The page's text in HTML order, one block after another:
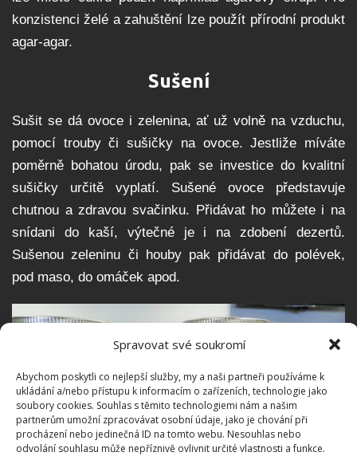
Spravovat své soukromí
Abychom poskytli co nejlepší služby, my a naši partneři používáme k
ukládání a/nebo přístupu k informacím o zařízeních, technologie jako
soubory cookies. Souhlas s těmito technologiemi nám a našim
partnerům umožní zpracovávat osobní údaje, jako je chování při
procházení nebo jedinečná ID na tomto webu. Nesouhlas nebo
odvolání souhlasu může nepříznivě ovlivnit určité vlastnosti a funkce.
konzistenci želé a zahuštění lze použít přírodní produkt
agar-agar.
Sušení
Sušit se dá ovoce i zelenina, ať už volně na vzduchu,
pomocí trouby či sušičky na ovoce. Jestliže míváte
poměrně bohatou úrodu, pak se investice do kvalitní
sušičky určitě vyplatí. Sušené ovoce představuje
chutnou a zdravou svačinku. Přidávat ho můžete i na
snídani do kaší, výtečné je i na zdobení dezertů.
Sušenou zeleninu či houby pak přidávat do polévek,
pod maso, do omáček apod.